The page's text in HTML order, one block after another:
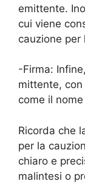
emittente.
cui viene
cauzione per
-Firma:
mittente, con
come il
Ricorda che
per la
chiaro e
malintesi o